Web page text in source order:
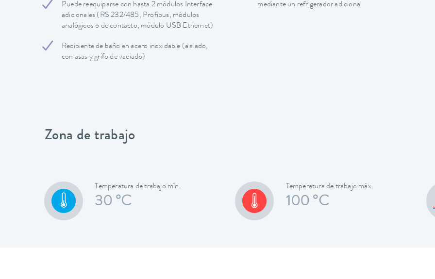
Puede reequiparse con hasta 2 módulos Interface
adicionales (RS 232/485, Profibus, módulos
analógicos o de contacto, módulo USB Ethernet)
Recipiente de baño en acero inoxidable (aislado,
con asas y grifo de vaciado)
mediante un refrigerador adicional
Zona de trabajo
Temperatura de trabajo mín.
30 °C
Temperatura de trabajo máx.
100 °C